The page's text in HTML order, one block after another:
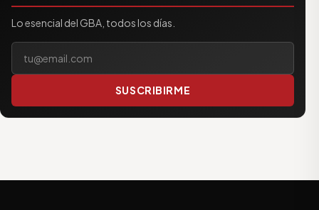
Lo esencial del GBA, todos los días.
SUSCRIBIRME